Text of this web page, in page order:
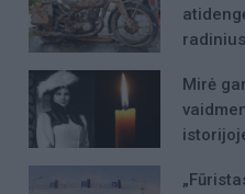
radinius
Mirė